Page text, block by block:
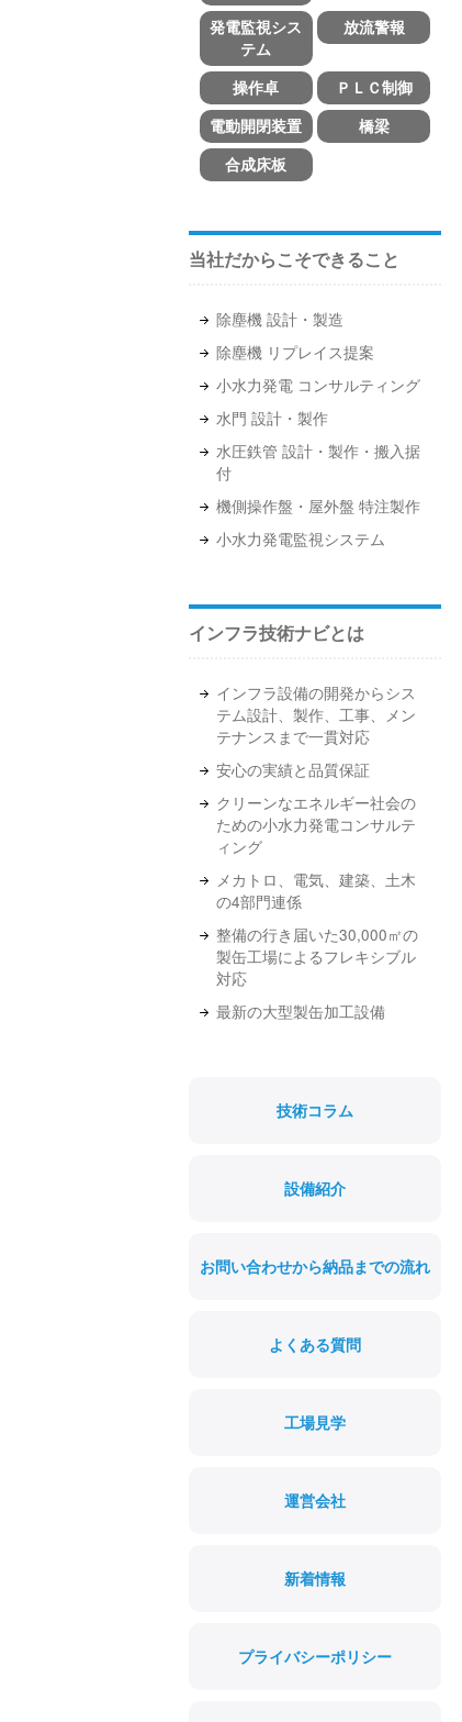
発電監視シス
テム
放流警報
操作卓
ＰＬＣ制御
電動開閉装置
橋梁
合成床板
当社だからこそできること
除塵機 設計・製造
除塵機 リプレイス提案
小水力発電 コンサルティング
水門 設計・製作
水圧鉄管 設計・製作・搬入据
付
機側操作盤・屋外盤 特注製作
小水力発電監視システム
インフラ技術ナビとは
インフラ設備の開発からシス
テム設計、製作、工事、メン
テナンスまで一貫対応
安心の実績と品質保証
クリーンなエネルギー社会の
ための小水力発電コンサルテ
ィング
メカトロ、電気、建築、土木
の4部門連係
整備の行き届いた30,000㎡の
製缶工場によるフレキシブル
対応
最新の大型製缶加工設備
技術コラム
設備紹介
お問い合わせから納品までの流れ
よくある質問
工場見学
運営会社
新着情報
プライバシーポリシー